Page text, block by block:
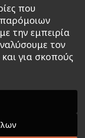
στο καλάθι
Εκδόσεις Βάρδος
by Gradient
που
την εμπειρία
τον
για σκοπούς